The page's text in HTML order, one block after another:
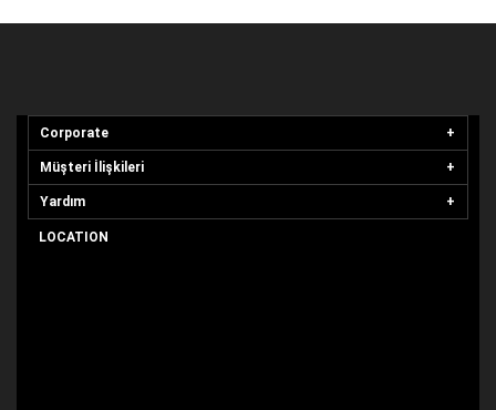
Corporate
Müşteri İlişkileri
Yardım
LOCATION